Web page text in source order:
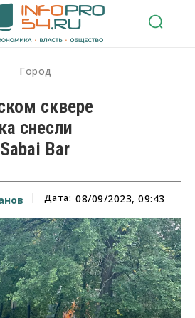
Город
сквере
снесли
Bar
Дата: 08/09/2023, 09:43